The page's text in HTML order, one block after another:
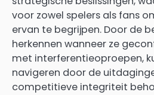
voor zowel spelers als fans
ervan te begrijpen. Door de
herkennen wanneer ze
met interferentieoproepen,
navigeren door de
competitieve integriteit